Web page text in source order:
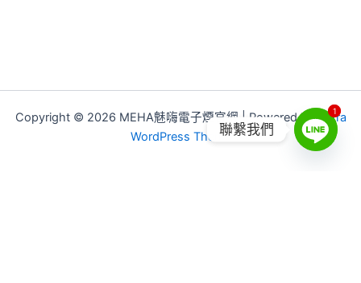
Copyright © 2026 MEHA魅嗨電子煙官網 | Powered byAstra
WordPress Theme聯繫我們
11